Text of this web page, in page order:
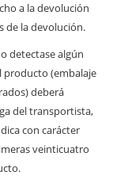
a la devolución
de la devolución.
detectase algún
producto (embalaje
deberá
del transportista,
con carácter
veinticuatro